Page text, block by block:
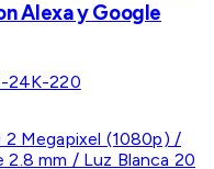
Alexa y Google
24K-220